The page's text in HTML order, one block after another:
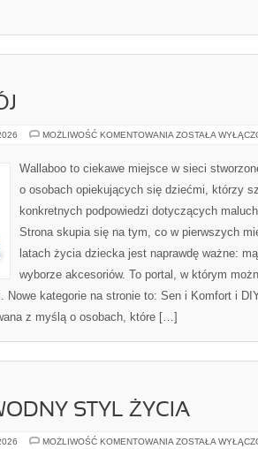
MOŻLIWOŚĆ KOMENTOWANIA ZABAWA
ZOSTAŁA
Wallaboo to ciekawe miejsce w sieci
o osobach opiekujących się dziećmi, którzy
konkretnych podpowiedzi dotyczących
Strona skupia się na tym, co w pierwszych
latach życia dziecka jest naprawdę ważne:
wyborze akcesoriów. To portal, w którym
Nowe kategorie na stronie to: Sen i Komfort i
z myślą o osobach, które […]
STYL ŻYCIA
MOŻLIWOŚĆ KOMENTOWANIA EKOPODRÓŻE
ZOSTAŁA